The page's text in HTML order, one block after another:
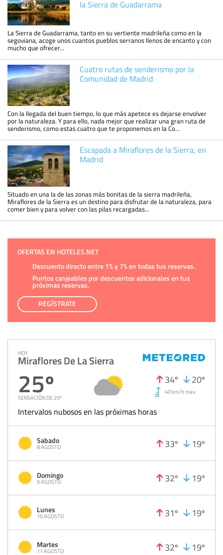
la Sierra de Guadarrama
La Sierra de Guadarrama, tanto en su vertiente madrileña como en la
segoviana, acoge unos cuantos pueblos serranos llenos de encanto y con
mucho que ofrecer...
Cuatro rutas de senderismo por la
Comunidad de Madrid
Con la llegada del buen tiempo, lo que más apetece es dejarse envolver
por la naturaleza. Y para ello, nada mejor que realizar una gran ruta de
senderismo, como estas cuatro que te proponemos en la Co...
Escapada a Miraflores de la Sierra, en
Madrid
Situado en una la de las zonas más bonitas de la sierra madrileña,
Miraflores de la Sierra es un destino para disfrutar de la naturaleza, para
comer bien y para volver con las pilas recargadas...
OFERTAS EN HOTELES.NET
Descuento directo entre 1% y 7% en todas tus reservas.
Puntos canjeables por descuentos adicionales en tus
próximas reservas.
REGÍSTRATE
HOY
Miraflores De La Sierra
25º
SENSACIÓN DE 25º
34º 20º
40 km/h max.
Intervalos nubosos en las próximas horas
Sabado
8 AGOSTO 33º 19º
Domingo
9 AGOSTO 32º 19º
Lunes
10 AGOSTO 31º 19º
Martes
11 AGOSTO 32º 19º